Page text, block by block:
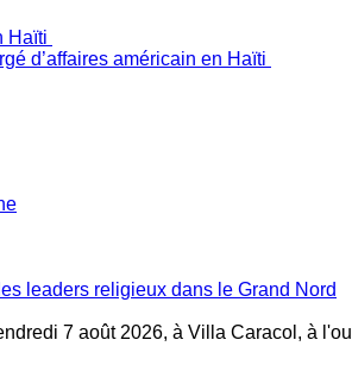
d’affaires américain en Haïti
leaders religieux dans le Grand Nord
7 août 2026, à Villa Caracol, à